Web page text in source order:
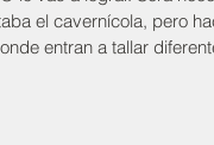
el cavernícola, pero
entran a tallar